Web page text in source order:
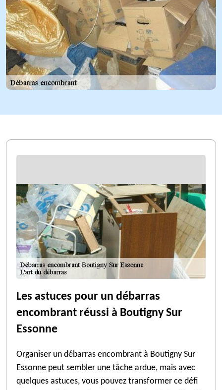
Les astuces pour un débarras
encombrant réussi à Boutigny Sur
Essonne
Organiser un débarras encombrant à Boutigny Sur
Essonne peut sembler une tâche ardue, mais avec
quelques astuces, vous pouvez transformer ce défi